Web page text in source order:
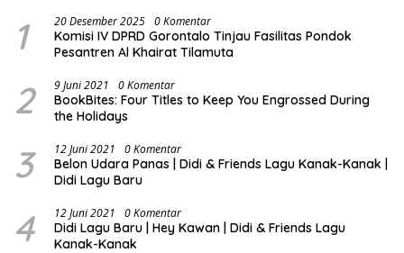
1 20 Desember 2025 0 Komentar
Komisi IV DPRD Gorontalo Tinjau Fasilitas Pondok
Pesantren Al Khairat Tilamuta
2 9 Juni 2021 0 Komentar
BookBites: Four Titles to Keep You Engrossed During
the Holidays
3 12 Juni 2021 0 Komentar
Belon Udara Panas | Didi & Friends Lagu Kanak-Kanak |
Didi Lagu Baru
4 12 Juni 2021 0 Komentar
Didi Lagu Baru | Hey Kawan | Didi & Friends Lagu
Kanak-Kanak